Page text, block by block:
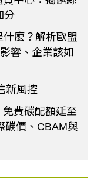
分
麼？解析歐盟
響、企業該如
新風控
費碳配額延至
碳價、CBAM與